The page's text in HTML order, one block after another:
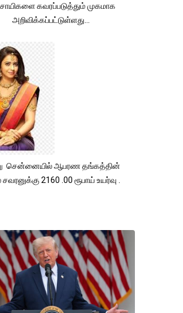
கவரப்படுத்தும் முகமாக
அறிவிக்கப்பட்டுள்ளது...
சென்னையில் ஆபரண தங்கத்தின்
2160 .00 ரூபாய் உயர்வு .